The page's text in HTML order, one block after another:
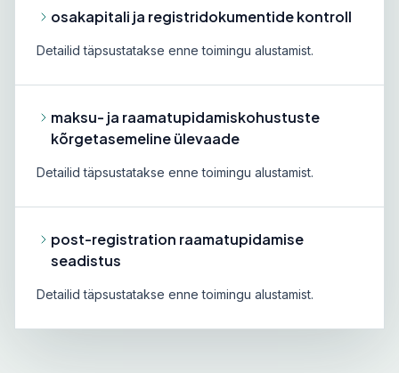
osakapitali ja registridokumentide kontroll
Detailid täpsustatakse enne toimingu alustamist.
maksu- ja raamatupidamiskohustuste
kõrgetasemeline ülevaade
Detailid täpsustatakse enne toimingu alustamist.
post-registration raamatupidamise
seadistus
Detailid täpsustatakse enne toimingu alustamist.